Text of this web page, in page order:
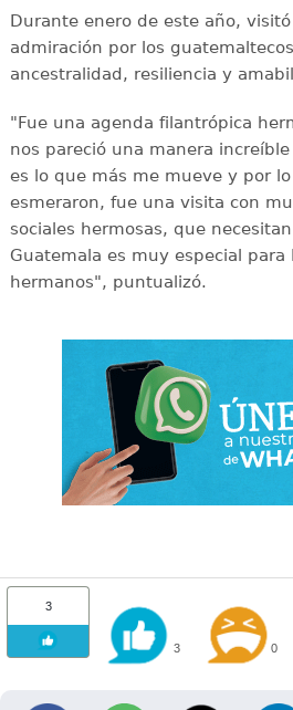
Durante enero de este año,
admiración por los
ancestralidad, resiliencia y
"Fue una agenda filantrópica
nos pareció una manera
es lo que más me mueve y por
esmeraron, fue una visita con
sociales hermosas, que
Guatemala es muy especial para
hermanos", puntualizó.
3
3 0